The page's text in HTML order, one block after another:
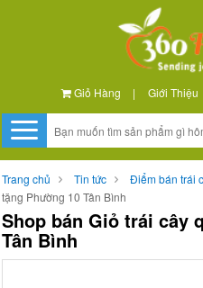
Giỏ Hàng | Giới Thiệu
Trang chủ Tin tức Điểm bán trái
tặng Phường 10 Tân Bình
Shop bán Giỏ trái cây
Tân Bình